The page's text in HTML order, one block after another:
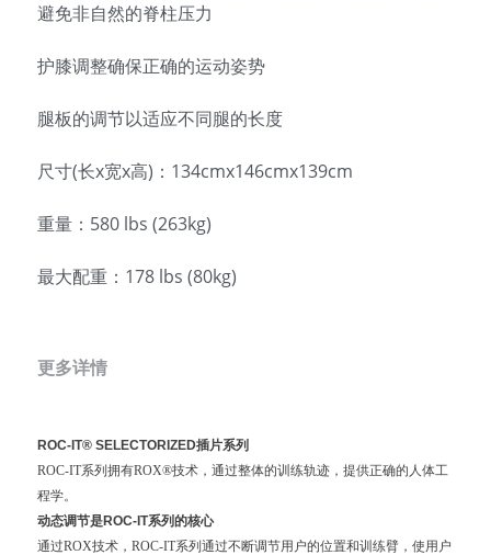
避免非自然的脊柱压力
护膝调整确保正确的运动姿势
腿板的调节以适应不同腿的长度
尺寸(长x宽x高)：134cmx146cmx139cm
重量：580 lbs (263kg)
最大配重：178 lbs (80kg)
更多详情
ROC-IT® SELECTORIZED插片系列
ROC-IT系列拥有ROX®技术，通过整体的训练轨迹，提供正确的人体工
程学。
动态调节是ROC-IT系列的核心
通过ROX技术，ROC-IT系列通过不断调节用户的位置和训练臂，使用户